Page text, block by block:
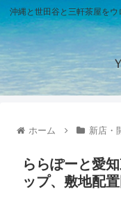
沖縄と世田谷と三軒茶屋を
ホーム 新店・
ららぽーと愛
ップ、敷地配置